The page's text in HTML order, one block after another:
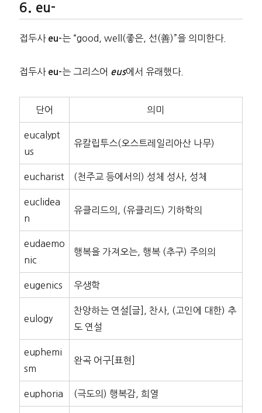
eu-
접두사 eu-는 “good, well(좋은, 선(善)”을 의미한다.
접두사 eu-는 그리스어 eus에서 유래했다.
단어 의미
eucalypt
us
유칼립투스(오스트레일리아산 나무)
eucharist (천주교 등에서의) 성체 성사, 성체
euclidea
n
유클리드의, (유클리드) 기하학의
eudaemo
nic
행복을 가져오는, 행복 (추구) 주의의
eugenics 우생학
eulogy
찬양하는 연설[글], 찬사, (고인에 대한) 추
도 연설
euphemi
sm
완곡 어구[표현]
euphoria (극도의) 행복감, 희열